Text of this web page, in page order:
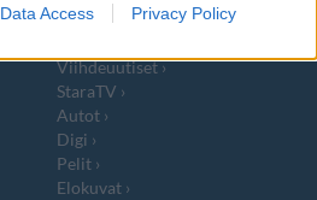
Data Access Privacy Policy
Viihde
Viihdeuutiset
StaraTV
Autot
Digi
Pelit
Elokuvat